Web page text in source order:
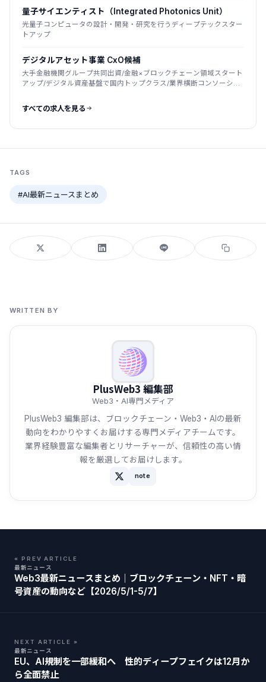
量子サイエンティスト（Integrated Photonics Unit）
光量子コンピュータの設計・開発・研究を行うディープテックスター
トアップ
デジタルアセット事業 CxO候補
大手金融機関グループ共同出資/金融×ブロックチェーン領域スタート
アップ/デジタル資産基盤で国内トップクラス/業界横断コンソーシア
すべての求人を見る
TAGS
#AI最新ニュースまとめ
WRITTEN BY
PlusWeb3 編集部
Web3・AI専門メディア
PlusWeb3 編集部は、ブロックチェーン・Web3・AIの最新
動向をわかりやすくお届けする専門メディアチームです。
業界経験豊富な編集者とリサーチャーが、信頼性の高い情
報を厳選してお届けします。
note
« PREV ARTICLE
最新ニュース
Web3最新ニュースまとめ｜ブロックチェーン・NFT・暗
号資産の動向など【2026/5/1-5/7】
NEXT ARTICLE »
最新ニュース
EU、AI規制を一部緩和へ 性的ディープフェイクは12月か
ら全面禁止